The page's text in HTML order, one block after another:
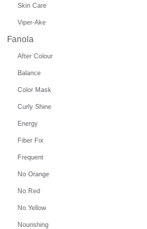
Skin Care
Viper-Ake
Fanola
After Colour
Balance
Color Mask
Curly Shine
Energy
Fiber Fix
Frequent
No Orange
No Red
No Yellow
Nourishing